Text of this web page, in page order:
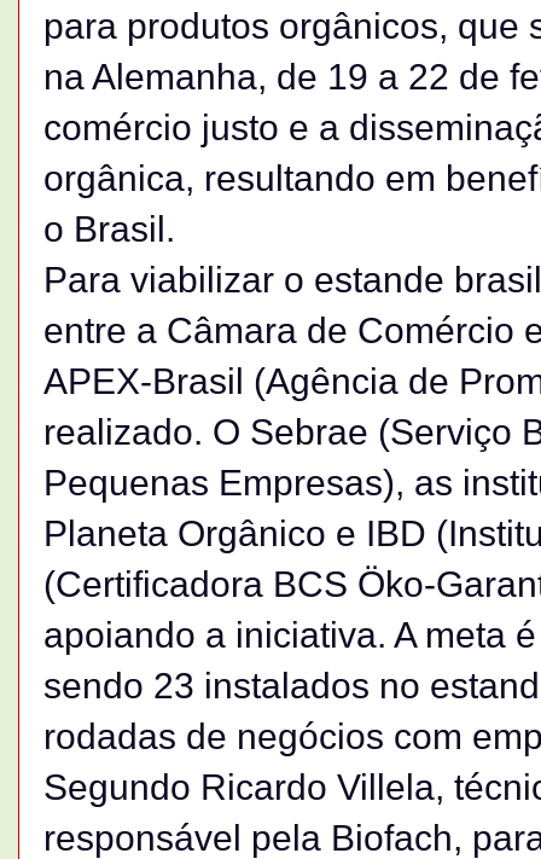
para produtos orgânicos, que
na Alemanha, de 19 a 22 de
comércio justo e a
orgânica, resultando em
o Brasil.
Para viabilizar o estande
entre a Câmara de Comércio
APEX-Brasil (Agência de
realizado. O Sebrae (Serviço
Pequenas Empresas), as
Planeta Orgânico e IBD
(Certificadora BCS Öko-
apoiando a iniciativa. A meta
sendo 23 instalados no
rodadas de negócios com
Segundo Ricardo Villela,
responsável pela Biofach,